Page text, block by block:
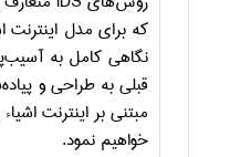
که برای مدل
نگاهی کامل به
قبلی به طراحی و
مبتنی بر اینترنت
خواهیم نمود.